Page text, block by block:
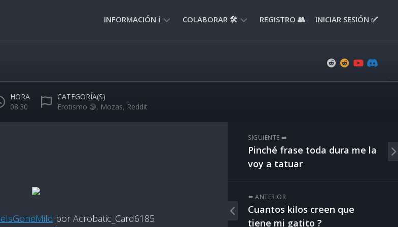
INFORMACIÓN ℹ️
NORMAS
USO
🚸
COLABORAR 🛠️ REGISTRO 👥 INICIAR SESIÓN ✅
HORA
08:30
CATEGORÍA(S)
Erotismo 🔞, Mozas, Reddit
por Acrobatic_Card6185
SIGUIENTE ➡️
Pinché frase toda dura me la
voy a tatuar
⬅️ ANTERIOR
Cuantos kilos creen que
tiene mi gatito ?